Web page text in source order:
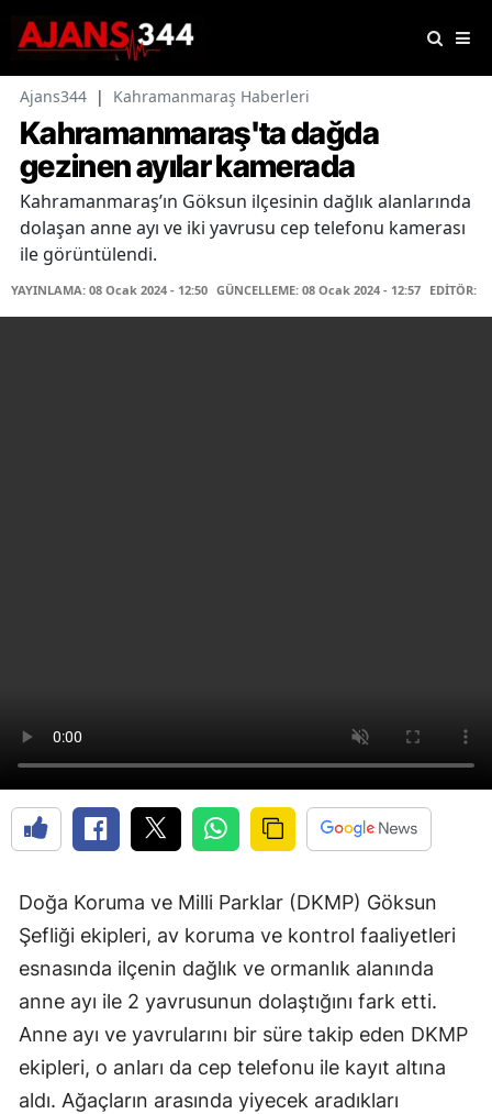
Ajans344 | Kahramanmaraş Haberleri
Kahramanmaraş'ta dağda
gezinen ayılar kamerada
Kahramanmaraş’ın Göksun ilçesinin dağlık alanlarında
dolaşan anne ayı ve iki yavrusu cep telefonu kamerası
ile görüntülendi.
YAYINLAMA: 08 Ocak 2024 - 12:50 GÜNCELLEME: 08 Ocak 2024 - 12:57 EDİTÖR:
Doğa Koruma ve Milli Parklar (DKMP) Göksun
Şefliği ekipleri, av koruma ve kontrol faaliyetleri
esnasında ilçenin dağlık ve ormanlık alanında
anne ayı ile 2 yavrusunun dolaştığını fark etti.
Anne ayı ve yavrularını bir süre takip eden DKMP
ekipleri, o anları da cep telefonu ile kayıt altına
aldı. Ağaçların arasında yiyecek aradıkları